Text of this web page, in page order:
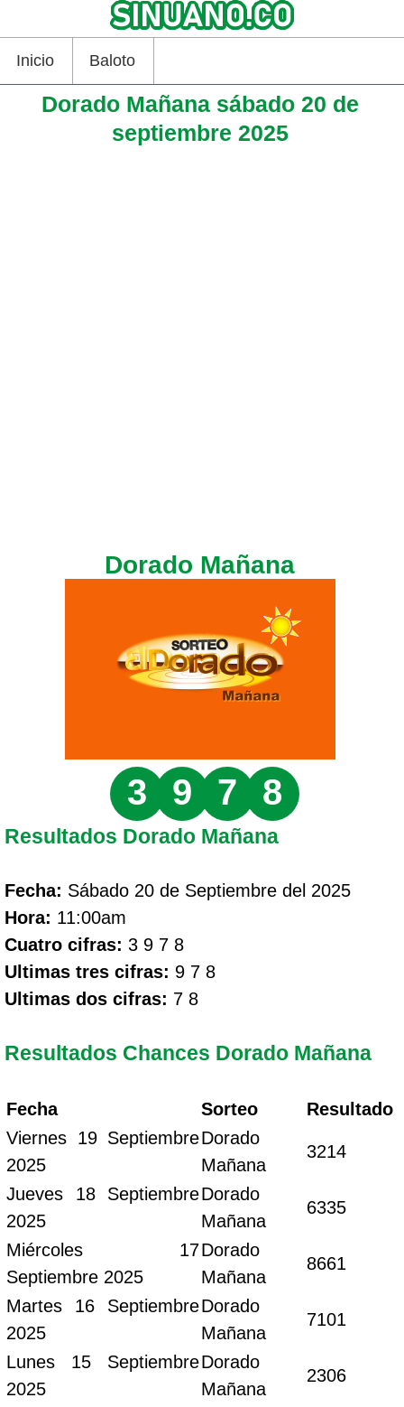
Inicio Baloto
Dorado Mañana sábado 20 de
septiembre 2025
Dorado Mañana
3 9 7 8
Resultados Dorado Mañana
Fecha: Sábado 20 de Septiembre del 2025
Hora: 11:00am
Cuatro cifras: 3 9 7 8
Ultimas tres cifras: 9 7 8
Ultimas dos cifras: 7 8
Resultados Chances Dorado Mañana
Fecha Sorteo
Resultado
Viernes 19 Septiembre
2025
Dorado
Mañana
3214
Jueves 18 Septiembre
2025
Dorado
Mañana
6335
Miércoles 17
Septiembre 2025
Dorado
Mañana
8661
Martes 16 Septiembre
2025
Dorado
Mañana
7101
Lunes 15 Septiembre
2025
Dorado
Mañana
2306